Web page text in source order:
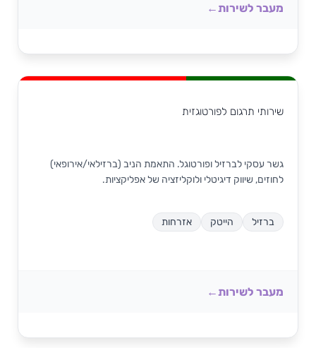
מעבר לשירות
שירותי תרגום לפורטוגזית
גשר עסקי לברזיל ופורטוגל. התאמת הניב (ברזילאי/אירופאי)
לחוזים, שיווק דיגיטלי ולוקליזציה של אפליקציות.
ברזיל הייטק אזרחות
מעבר לשירות